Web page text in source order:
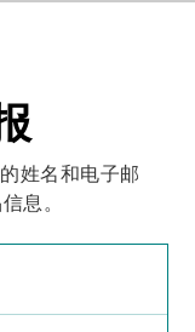
姓名和电子邮
息。